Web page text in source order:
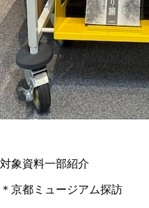
対象資料一部紹介
＊京都ミュージアム探訪